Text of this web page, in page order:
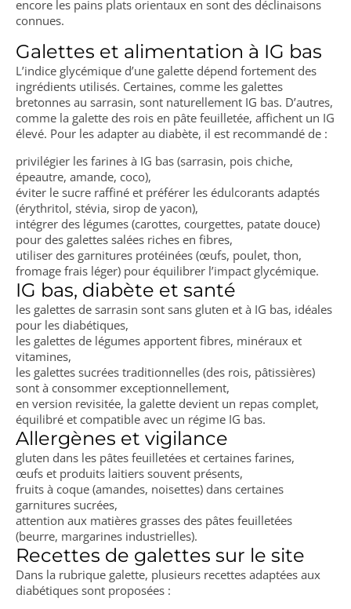
encore les pains plats orientaux en sont des déclinaisons
connues.
Galettes et alimentation à IG bas
L’indice glycémique d’une galette dépend fortement des
ingrédients utilisés. Certaines, comme les galettes
bretonnes au sarrasin, sont naturellement IG bas. D’autres,
comme la galette des rois en pâte feuilletée, affichent un IG
élevé. Pour les adapter au diabète, il est recommandé de :
privilégier les farines à IG bas (sarrasin, pois chiche,
épeautre, amande, coco),
éviter le sucre raffiné et préférer les édulcorants adaptés
(érythritol, stévia, sirop de yacon),
intégrer des légumes (carottes, courgettes, patate douce)
pour des galettes salées riches en fibres,
utiliser des garnitures protéinées (œufs, poulet, thon,
fromage frais léger) pour équilibrer l’impact glycémique.
IG bas, diabète et santé
les galettes de sarrasin sont sans gluten et à IG bas, idéales
pour les diabétiques,
les galettes de légumes apportent fibres, minéraux et
vitamines,
les galettes sucrées traditionnelles (des rois, pâtissières)
sont à consommer exceptionnellement,
en version revisitée, la galette devient un repas complet,
équilibré et compatible avec un régime IG bas.
Allergènes et vigilance
gluten dans les pâtes feuilletées et certaines farines,
œufs et produits laitiers souvent présents,
fruits à coque (amandes, noisettes) dans certaines
garnitures sucrées,
attention aux matières grasses des pâtes feuilletées
(beurre, margarines industrielles).
Recettes de galettes sur le site
Dans la rubrique galette, plusieurs recettes adaptées aux
diabétiques sont proposées :